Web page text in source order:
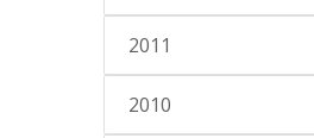
2011
2010